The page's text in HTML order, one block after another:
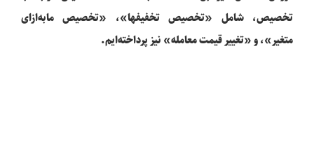
تخصیص، شامل «تخصیص تخفیفها»، «تخصیص مابه‌ازای
متغیر»، و «تغییر قیمت معامله» نیز پرداخته‌ایم.